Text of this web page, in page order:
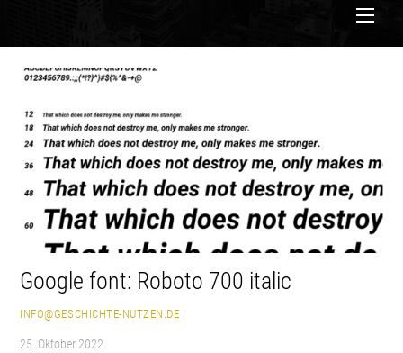
Google font: Roboto 700 italic
INFO@GESCHICHTE-NUTZEN.DE
25. Oktober 2022